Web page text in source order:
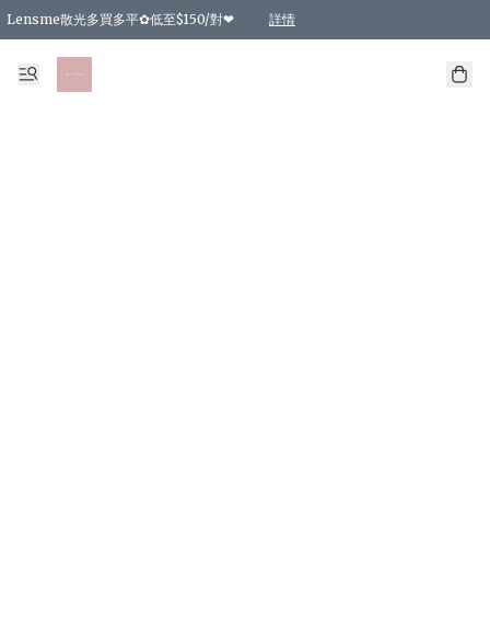
Lensme散光多買多平✿低至$150/對❤ 詳情
台灣Karacon⁩✧日拋 特價清貨❁⃘
日本韓國多款日/月拋現貨☼ 特價❤︎數量有限 售完即止
🇰🇷韓國多款月拋現貨 特價兩對$99✿數量有限 售完即止♫
精選商品，任選買2件或以上9 折；買4件或以上85 折；買6件或以上8 折
精選商品，任選買2件HKD 140.00；買4件HKD 260.00
精選商品，任選買2件HKD 190.00；買4件HKD 360.00
精選商品，任選買2件HKD 110.00；買4件HKD 180.00
精選商品，任選買2件HKD 170.00；買4件HKD 320.00
精選商品，任選買2件或以上減HKD 148.00
精選商品，任選買2件或以上減HKD 148.00
精選商品，任選買2件或以上95 折；買4件或以上9 折；買6件或以上85 折；買8件
精選商品，任選買12件或以上87 折
精選商品，任選買2件或以上減HKD 16.00；買4件或以上減HKD 32.00；買6
精選商品，任選買2件或以上95 折；買4件或以上9 折；買8件或以上85 折；買12
購物滿 HKD 800.00即享免運費優惠！（適用於 特定的送貨方式 )